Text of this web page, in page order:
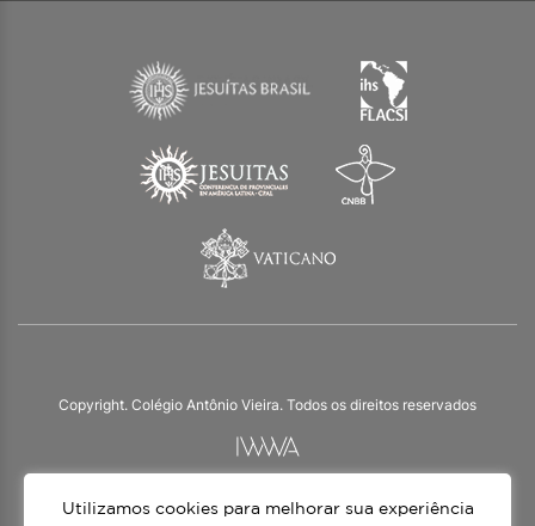
Copyright. Colégio Antônio Vieira. Todos os direitos reservados
O Colégio Antônio Vieira integra a Rede Jesuíta de Educação, tendo as suas
Utilizamos cookies para melhorar sua experiência